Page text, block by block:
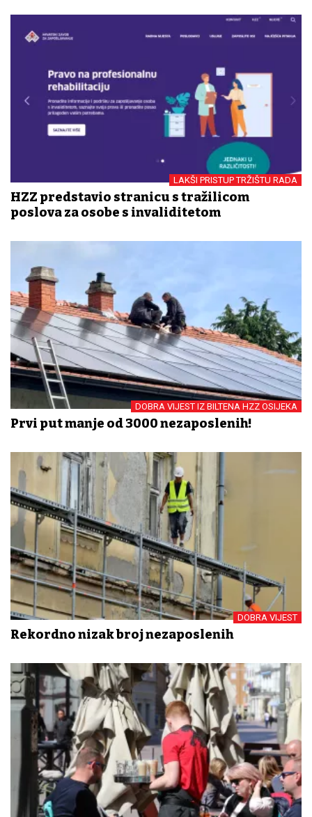
LAKŠI PRISTUP TRŽIŠTU RADA
HZZ predstavio stranicu s tražilicom
poslova za osobe s invaliditetom
DOBRA VIJEST IZ BILTENA HZZ OSIJEKA
Prvi put manje od 3000 nezaposlenih!
DOBRA VIJEST
Rekordno nizak broj nezaposlenih